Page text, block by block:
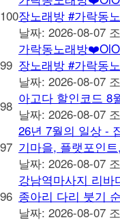
100장노래방 #가락동
날짜: 2026-08-07
99
가락동노래방
장노래방 #가락동
날짜: 2026-08-07
98 아고다 할인코드 8
날짜: 2026-08-07
97
26년 7월의 일상 -
기마을, 플랫포인
날짜: 2026-08-07
96
강남역마사지 리
종아리 다리 붓기
날짜: 2026-08-07